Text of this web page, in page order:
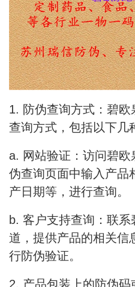
1. 防伪查询方式：碧
查询方式，包括以下几
a. 网站验证：访问碧
伪查询页面中输入产品
产日期等，进行查询。
b. 客户支持查询：联
道，提供产品的相关信
行防伪验证。
2. 产品包装上的防伪